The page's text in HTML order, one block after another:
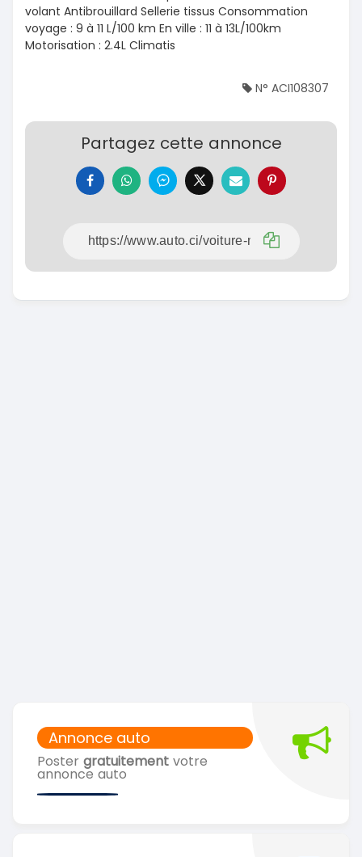
Annonce auto
Poster gratuitement votre
annonce auto
volant Antibrouillard Sellerie tissus Consommation
voyage : 9 à 11 L/100 km En ville : 11 à 13L/100km
Motorisation : 2.4L Climatis
N° ACI108307
Partagez cette annonce